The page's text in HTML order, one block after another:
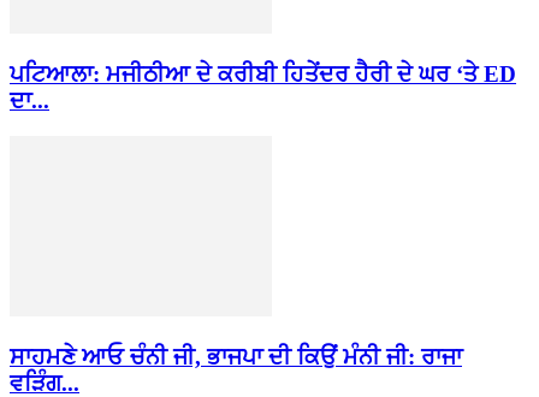
ਪਟਿਆਲਾ: ਮਜੀਠੀਆ ਦੇ ਕਰੀਬੀ ਹਿਤੇਂਦਰ ਹੈਰੀ ਦੇ ਘਰ ‘ਤੇ ED
ਦਾ...
ਸਾਹਮਣੇ ਆਓ ਚੰਨੀ ਜੀ, ਭਾਜਪਾ ਦੀ ਕਿਉਂ ਮੰਨੀ ਜੀ: ਰਾਜਾ
ਵੜਿੰਗ...